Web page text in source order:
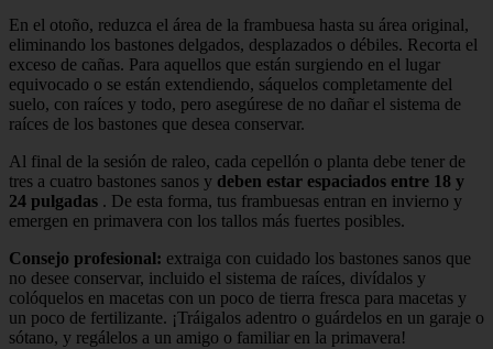
En el otoño, reduzca el área de la frambuesa hasta su área original,
eliminando los bastones delgados, desplazados o débiles. Recorta el
exceso de cañas. Para aquellos que están surgiendo en el lugar
equivocado o se están extendiendo, sáquelos completamente del
suelo, con raíces y todo, pero asegúrese de no dañar el sistema de
raíces de los bastones que desea conservar.
Al final de la sesión de raleo, cada cepellón o planta debe tener de
tres a cuatro bastones sanos y deben estar espaciados entre 18 y
24 pulgadas . De esta forma, tus frambuesas entran en invierno y
emergen en primavera con los tallos más fuertes posibles.
Consejo profesional: extraiga con cuidado los bastones sanos que
no desee conservar, incluido el sistema de raíces, divídalos y
colóquelos en macetas con un poco de tierra fresca para macetas y
un poco de fertilizante. ¡Tráigalos adentro o guárdelos en un garaje o
sótano, y regálelos a un amigo o familiar en la primavera!